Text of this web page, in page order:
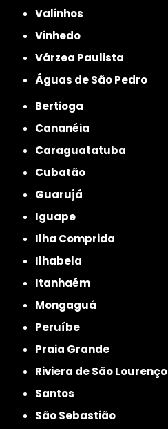
Valinhos
Vinhedo
Várzea Paulista
Águas de São Pedro
Bertioga
Cananéia
Caraguatatuba
Cubatão
Guarujá
Iguape
Ilha Comprida
Ilhabela
Itanhaém
Mongaguá
Peruíbe
Praia Grande
Riviera de São Lourenço
Santos
São Sebastião